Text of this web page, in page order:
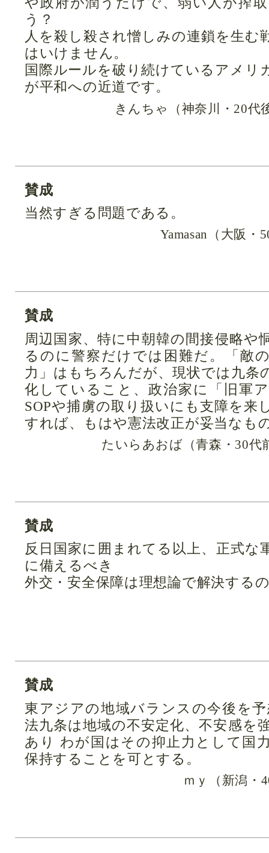
う？
人を殺し殺され憎しみの連鎖を生む
はいけません。
国際ルールを破り続けているアメリ
が平和への近道です。
きんちゃ（神奈川・20代
賛成
当然すぎる問題である。
Yamasan（大阪・
賛成
周辺国家、特に中朝韓の間接侵略や
るのに警察だけでは困難だ。「敵
力」はもちろんだが、現状では九条
化していること、政治家に「旧軍
SOPや捕虜の取り扱いにも支障を来
すれば、もはや憲法改正が妥当なも
たいらあおば（青森・30代
賛成
反日国家に囲まれてる以上、正式な
に備えるべき
外交・安全保障は理想論で解決する
賛成
東アジアの地域バランスの今後を
法九条は地域の不安定化、不安感を
あり わが国はその抑止力として国
保持することを可とする。
ｍｙ（新潟・